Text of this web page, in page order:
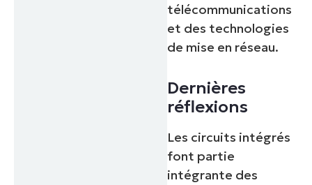
télécommunications
et des technologies
de mise en réseau.
Dernières
réflexions
Les circuits intégrés
font partie
intégrante des
Commencez votre essai de 14 jours